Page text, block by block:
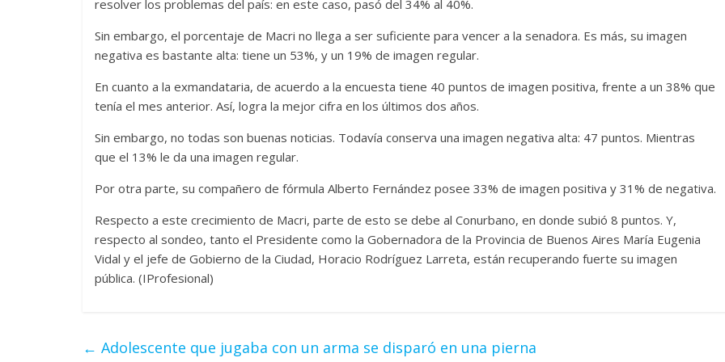
resolver los problemas del país: en este caso, pasó del 34% al 40%.
Sin embargo, el porcentaje de Macri no llega a ser suficiente para vencer a la senadora. Es más, su imagen
negativa es bastante alta: tiene un 53%, y un 19% de imagen regular.
En cuanto a la exmandataria, de acuerdo a la encuesta tiene 40 puntos de imagen positiva, frente a un 38% que
tenía el mes anterior. Así, logra la mejor cifra en los últimos dos años.
Sin embargo, no todas son buenas noticias. Todavía conserva una imagen negativa alta: 47 puntos. Mientras
que el 13% le da una imagen regular.
Por otra parte, su compañero de fórmula Alberto Fernández posee 33% de imagen positiva y 31% de negativa.
Respecto a este crecimiento de Macri, parte de esto se debe al Conurbano, en donde subió 8 puntos. Y,
respecto al sondeo, tanto el Presidente como la Gobernadora de la Provincia de Buenos Aires María Eugenia
Vidal y el jefe de Gobierno de la Ciudad, Horacio Rodríguez Larreta, están recuperando fuerte su imagen
pública. (IProfesional)
← Adolescente que jugaba con un arma se disparó en una pierna